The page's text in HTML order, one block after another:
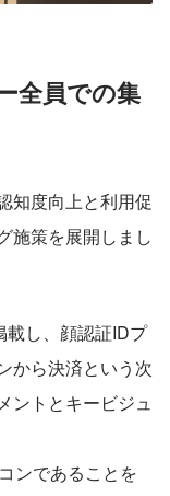
全員での集
知度向上と利用促
施策を展開しまし
載し、顔認証IDプ
から決済という次
ントとキービジュ
ンであることを